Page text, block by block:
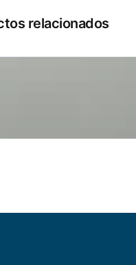
relacionados